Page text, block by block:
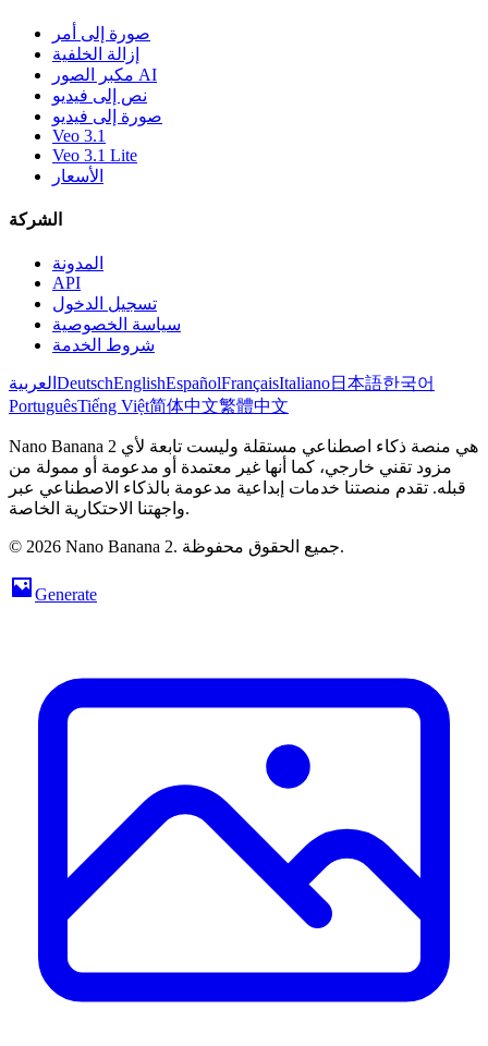
صورة إلى أمر
إزالة الخلفية
مكبر الصور AI
نص إلى فيديو
صورة إلى فيديو
Veo 3.1
Veo 3.1 Lite
الأسعار
الشركة
المدونة
API
تسجيل الدخول
سياسة الخصوصية
شروط الخدمة
العربية DeutschEnglishEspañolFrançaisItaliano日本語한국어
PortuguêsTiếng Việt简体中文繁體中文
Nano Banana 2 هي منصة ذكاء اصطناعي مستقلة وليست تابعة لأي
مزود تقني خارجي، كما أنها غير معتمدة أو مدعومة أو ممولة من
قبله. تقدم منصتنا خدمات إبداعية مدعومة بالذكاء الاصطناعي عبر
واجهتنا الاحتكارية الخاصة.
© 2026 Nano Banana 2. جميع الحقوق محفوظة.
Generate